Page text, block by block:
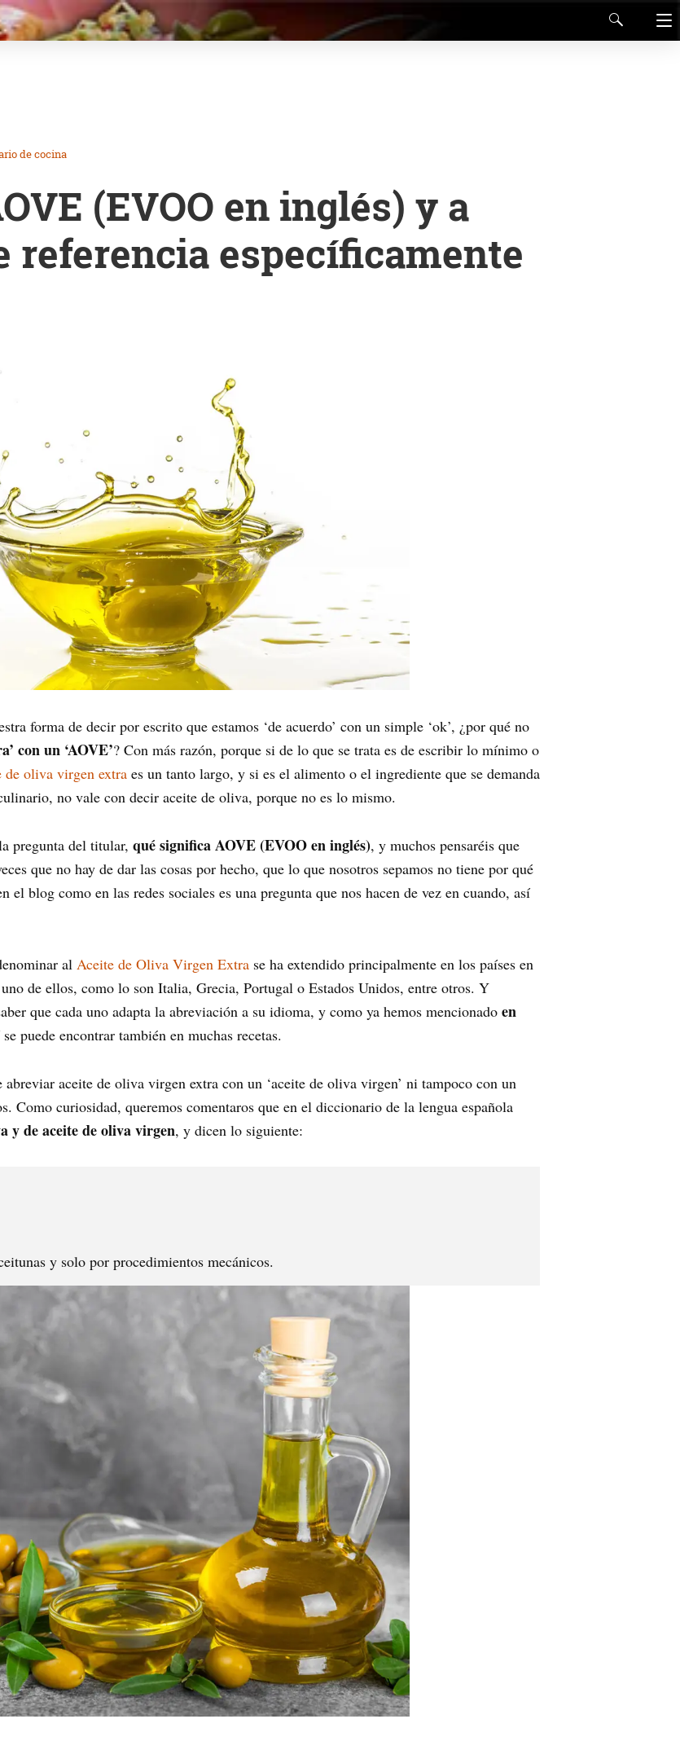
de cocina
(EVOO en inglés) y a
referencia específicamente
forma de decir por escrito que estamos ‘de acuerdo’ con un simple ‘ok’, ¿por qué no
con un ‘AOVE’? Con más razón, porque si de lo que se trata es de escribir lo mínimo o
de oliva virgen extra es un tanto largo, y si es el alimento o el ingrediente que se demanda
no vale con decir aceite de oliva, porque no es lo mismo.
pregunta del titular, qué significa AOVE (EVOO en inglés), y muchos pensaréis que
que no hay de dar las cosas por hecho, que lo que nosotros sepamos no tiene por qué
el blog como en las redes sociales es una pregunta que nos hacen de vez en cuando, así
al Aceite de Oliva Virgen Extra se ha extendido principalmente en los países en
de ellos, como lo son Italia, Grecia, Portugal o Estados Unidos, entre otros. Y
que cada uno adapta la abreviación a su idioma, y como ya hemos mencionado en
puede encontrar también en muchas recetas.
aceite de oliva virgen extra con un ‘aceite de oliva virgen’ ni tampoco con un
Como curiosidad, queremos comentaros que en el diccionario de la lengua española
y de aceite de oliva virgen, y dicen lo siguiente:
y solo por procedimientos mecánicos.